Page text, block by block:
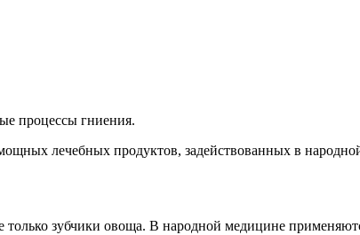
процессы гниения.
лечебных продуктов, задействованных в
зубчики овоща. В народной медицине